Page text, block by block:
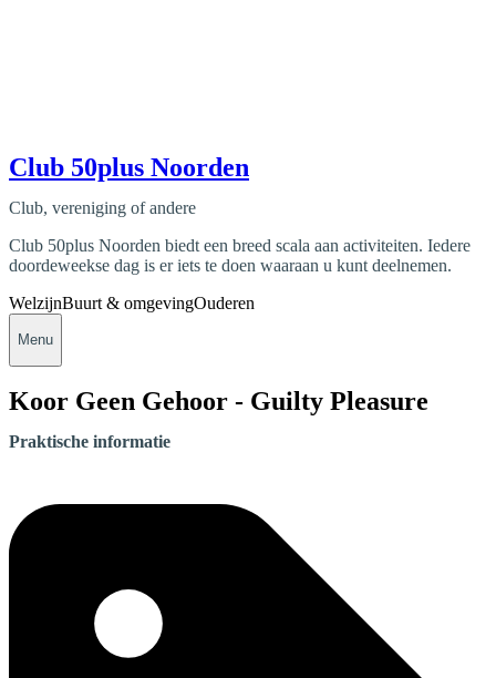
Club 50plus Noorden
Club, vereniging of andere
Club 50plus Noorden biedt een breed scala aan activiteiten. Iedere
doordeweekse dag is er iets te doen waaraan u kunt deelnemen.
WelzijnBuurt & omgevingOuderen
Menu
Koor Geen Gehoor - Guilty Pleasure
Praktische informatie